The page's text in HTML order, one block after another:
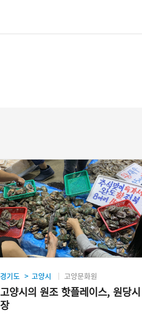
경기도 > 고양시 고양문화원
고양시의 원조 핫플레이스, 원당시
장